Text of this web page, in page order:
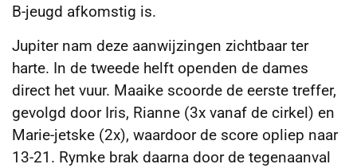
B-jeugd afkomstig is.
Jupiter nam deze aanwijzingen zichtbaar ter
harte. In de tweede helft openden de dames
direct het vuur. Maaike scoorde de eerste treffer,
gevolgd door Iris, Rianne (3x vanaf de cirkel) en
Marie-jetske (2x), waardoor de score opliep naar
13-21. Rymke brak daarna door de tegenaanval